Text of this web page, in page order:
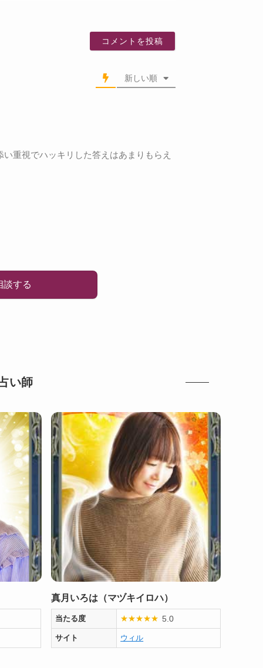
新しい順
重視でハッキリした答えはあまりもらえ
談する
い師
真月いろは（マヅキイロハ）
当たる度 ★★★★★ 5.0
サイト ウィル